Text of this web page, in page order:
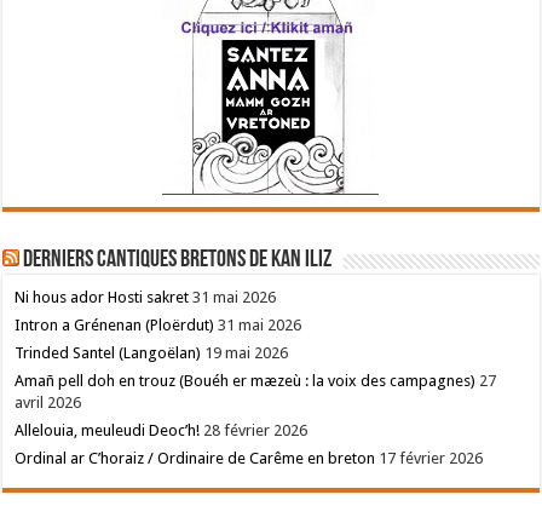
Derniers cantiques bretons de Kan Iliz
Ni hous ador Hosti sakret 31 mai 2026
Intron a Grénenan (Ploërdut) 31 mai 2026
Trinded Santel (Langoëlan) 19 mai 2026
Amañ pell doh en trouz (Bouéh er mæzeù : la voix des campagnes) 27
avril 2026
Allelouia, meuleudi Deoc’h! 28 février 2026
Ordinal ar C’horaiz / Ordinaire de Carême en breton 17 février 2026